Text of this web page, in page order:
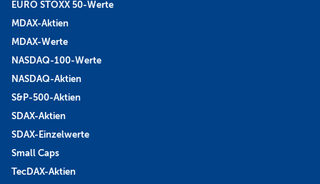
EURO STOXX 50-Werte
MDAX-Aktien
MDAX-Werte
NASDAQ-100-Werte
NASDAQ-Aktien
S&P-500-Aktien
SDAX-Aktien
SDAX-Einzelwerte
Small Caps
TecDAX-Aktien